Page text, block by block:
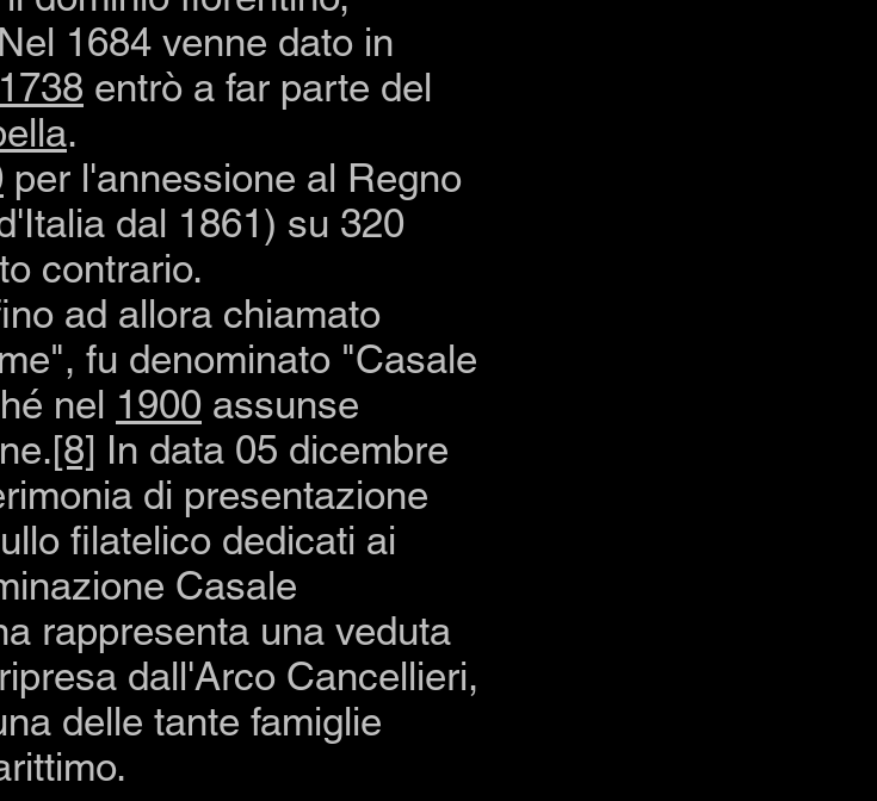
1684 venne dato in
1738 entrò a far parte del
.
per l'annessione al Regno
dal 1861) su 320
contrario.
ad allora chiamato
fu denominato "Casale
nel 1900 assunse
[8] In data 05 dicembre
di presentazione
filatelico dedicati ai
Casale
rappresenta una veduta
dall'Arco Cancellieri,
delle tante famiglie